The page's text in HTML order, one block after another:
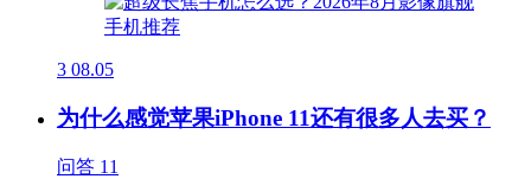
3 08.05
为什么感觉苹果iPhone 11还有很多人去买？
问答 11